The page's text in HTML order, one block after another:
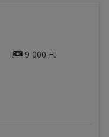
9 000 Ft